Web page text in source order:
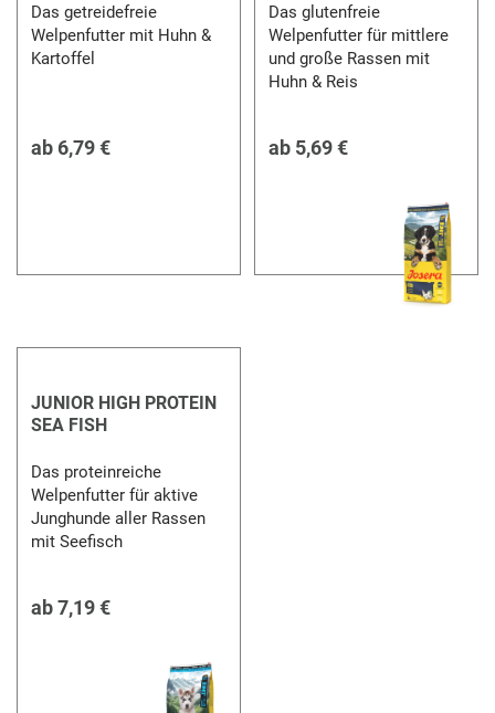
Das getreidefreie
Welpenfutter mit Huhn &
Kartoffel
ab 6,79 €
Das glutenfreie
Welpenfutter für mittlere
und große Rassen mit
Huhn & Reis
ab 5,69 €
JUNIOR HIGH PROTEIN
SEA FISH
Das proteinreiche
Welpenfutter für aktive
Junghunde aller Rassen
mit Seefisch
ab7,19 €